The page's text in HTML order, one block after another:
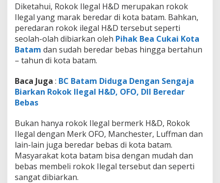
Diketahui, Rokok Ilegal H&D merupakan rokok
Ilegal yang marak beredar di kota batam. Bahkan,
peredaran rokok ilegal H&D tersebut seperti
seolah-olah dibiarkan oleh Pihak Bea Cukai Kota
Batam dan sudah beredar bebas hingga bertahun
– tahun di kota batam.
Baca Juga : BC Batam Diduga Dengan Sengaja
Biarkan Rokok Ilegal H&D, OFO, Dll Beredar
Bebas
Bukan hanya rokok Ilegal bermerk H&D, Rokok
Ilegal dengan Merk OFO, Manchester, Luffman dan
lain-lain juga beredar bebas di kota batam.
Masyarakat kota batam bisa dengan mudah dan
bebas membeli rokok Ilegal tersebut dan seperti
sangat dibiarkan.